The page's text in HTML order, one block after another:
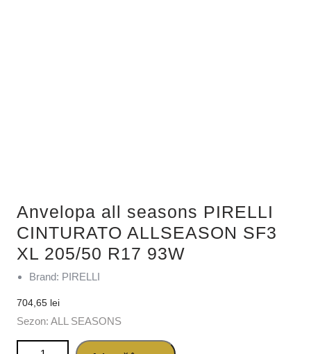
Anvelopa all seasons PIRELLI
CINTURATO ALLSEASON SF3
XL 205/50 R17 93W
Brand: PIRELLI
704,65 lei
Sezon: ALL SEASONS
Cantitate Anvelopa all seasons PIRELLI CINTURATO